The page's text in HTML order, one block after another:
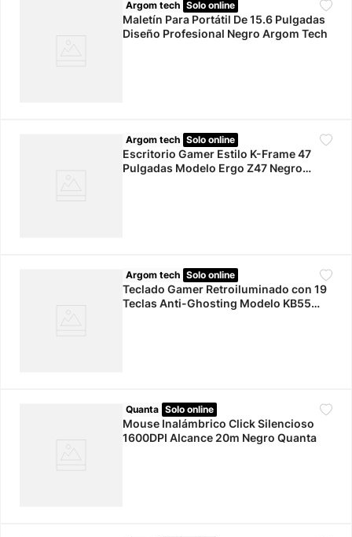
Argom tech Solo online
Maletín Para Portátil De 15.6 Pulgadas
Diseño Profesional Negro Argom Tech
Argom tech Solo online
Escritorio Gamer Estilo K-Frame 47
Pulgadas Modelo Ergo Z47 Negro
Argom tech Solo online
Teclado Gamer Retroiluminado con 19
Teclas Anti-Ghosting Modelo KB55
Quanta Solo online
Mouse Inalámbrico Click Silencioso
1600DPI Alcance 20m Negro Quanta